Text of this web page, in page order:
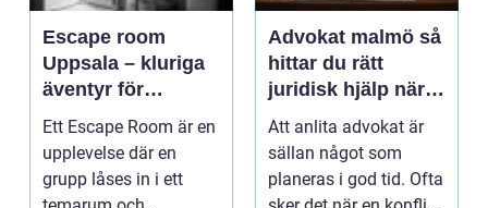
Escape room
Uppsala – kluriga
äventyr för
företag, vänner
och familjer
Ett Escape Room är en
upplevelse där en
grupp låses in i ett
Advokat malmö så
hittar du rätt
juridisk hjälp när
det verkligen
gäller
Att anlita advokat är
sällan något som
planeras i god tid. Ofta